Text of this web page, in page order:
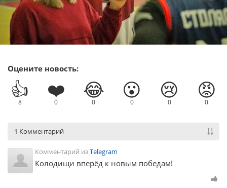
Оцените новость:
👍
8
❤️
0
😂
0
😮
0
😢
0
😡
0
1 Комментарий
Комментарий изTelegram
Колодищи вперёд к новым победам!